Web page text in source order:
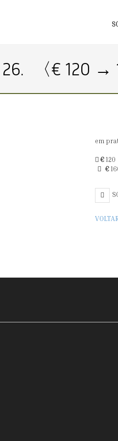
26. 〈€ 120 →
em
€120
€